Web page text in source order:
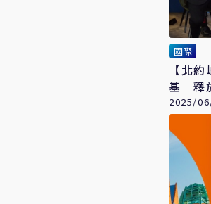
國際
【北
基 釋
息
2025/